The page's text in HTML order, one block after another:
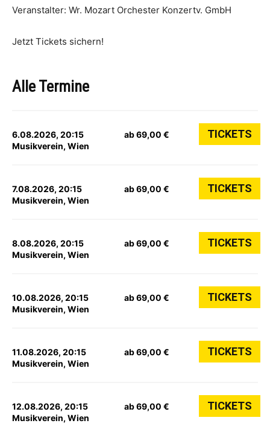
Veranstalter: Wr. Mozart Orchester Konzertv. GmbH
Jetzt Tickets sichern!
Alle Termine
6.08.2026, 20:15
Musikverein, Wien
ab 69,00 € TICKETS
7.08.2026, 20:15
Musikverein, Wien
ab 69,00 € TICKETS
8.08.2026, 20:15
Musikverein, Wien
ab 69,00 € TICKETS
10.08.2026, 20:15
Musikverein, Wien
ab 69,00 € TICKETS
11.08.2026, 20:15
Musikverein, Wien
ab 69,00 € TICKETS
12.08.2026, 20:15
Musikverein, Wien
ab 69,00 € TICKETS